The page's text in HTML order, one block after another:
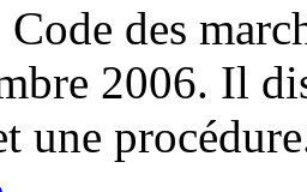
des
2006. Il
une